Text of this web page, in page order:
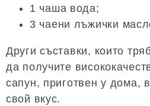
1 чаша вода;
3 чаени лъжички
Други съставки, които
да получите
сапун, приготвен у дома,
свой вкус.